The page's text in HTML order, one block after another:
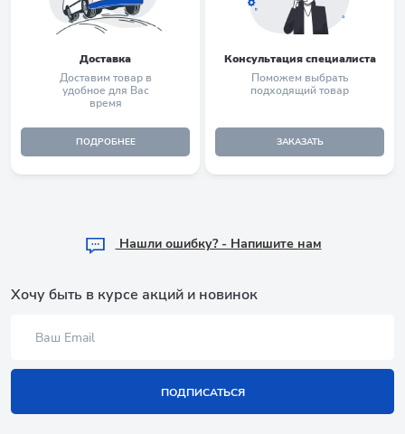
Доставка
Доставим товар в
удобное для Вас
время
ПОДРОБНЕЕ
Консультация специалиста
Поможем выбрать
подходящий товар
ЗАКАЗАТЬ
Hашли ошибку? - Напишите нам
Хочу быть в курсе акций и новинок
ПОДПИСАТЬСЯ